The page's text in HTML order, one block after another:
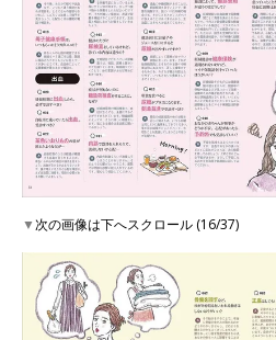
▼次の画像は下へスクロール (16/37)